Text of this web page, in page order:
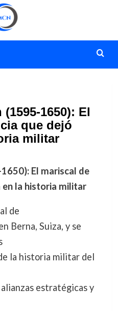
1650): El
que dejó
militar
El mariscal de
en la historia militar
de
Berna, Suiza, y se
la historia militar del
estratégicas y